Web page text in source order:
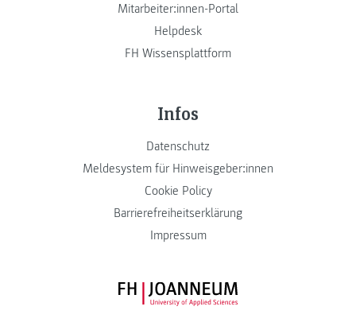
Mitarbeiter:innen-Portal
Helpdesk
FH Wissensplattform
Infos
Datenschutz
Meldesystem für Hinweisgeber:innen
Cookie Policy
Barrierefreiheitserklärung
Impressum
FH JOANNEUM Logo